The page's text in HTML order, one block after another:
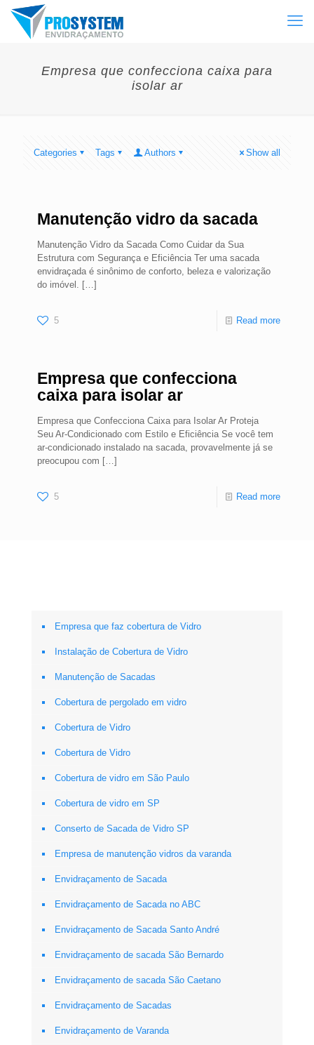
Empresa que confecciona caixa para
isolar ar
Categories Tags Authors Show all
Manutenção vidro da sacada
Manutenção Vidro da Sacada Como Cuidar da Sua
Estrutura com Segurança e Eficiência Ter uma sacada
envidraçada é sinônimo de conforto, beleza e valorização
do imóvel. […]
5 Read more
Empresa que confecciona
caixa para isolar ar
Empresa que Confecciona Caixa para Isolar Ar Proteja
Seu Ar-Condicionado com Estilo e Eficiência Se você tem
ar-condicionado instalado na sacada, provavelmente já se
preocupou com […]
5 Read more
Empresa que faz cobertura de Vidro
Instalação de Cobertura de Vidro
Manutenção de Sacadas
Cobertura de pergolado em vidro
Cobertura de Vidro
Cobertura de Vidro
Cobertura de vidro em São Paulo
Cobertura de vidro em SP
Conserto de Sacada de Vidro SP
Empresa de manutenção vidros da varanda
Envidraçamento de Sacada
Envidraçamento de Sacada no ABC
Envidraçamento de Sacada Santo André
Envidraçamento de sacada São Bernardo
Envidraçamento de sacada São Caetano
Envidraçamento de Sacadas
Envidraçamento de Varanda